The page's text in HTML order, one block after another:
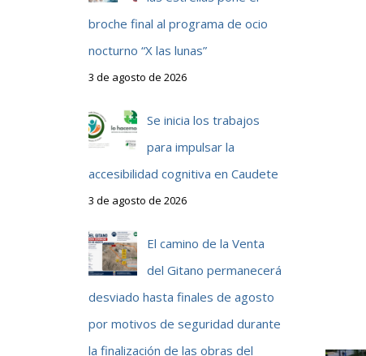
broche final al programa de ocio
nocturno “X las lunas”
3 de agosto de 2026
Se inicia los trabajos
para impulsar la
accesibilidad cognitiva en Caudete
3 de agosto de 2026
El camino de la Venta
del Gitano permanecerá
desviado hasta finales de agosto
por motivos de seguridad durante
la finalización de las obras del